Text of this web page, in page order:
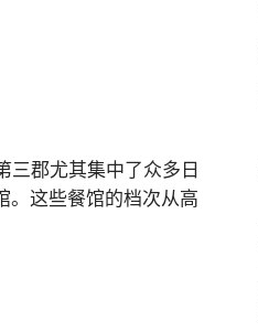
三郡尤其集中了众多日
。这些餐馆的档次从高